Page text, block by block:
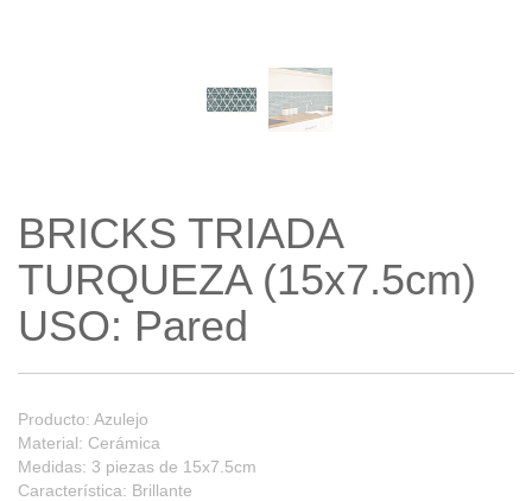
BRICKS TRIADA
TURQUEZA (15x7.5cm)
USO: Pared
Producto: Azulejo
Material: Cerámica
Medidas: 3 piezas de 15x7.5cm
Característica: Brillante